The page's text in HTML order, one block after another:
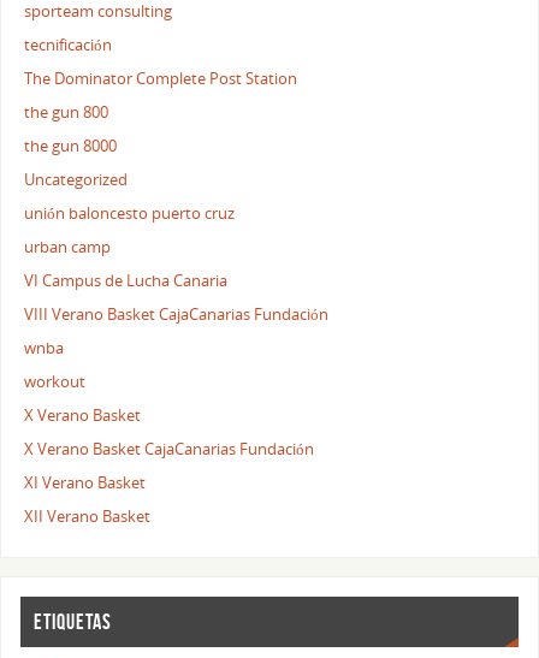
sporteam consulting
tecnificación
The Dominator Complete Post Station
the gun 800
the gun 8000
Uncategorized
unión baloncesto puerto cruz
urban camp
VI Campus de Lucha Canaria
VIII Verano Basket CajaCanarias Fundación
wnba
workout
X Verano Basket
X Verano Basket CajaCanarias Fundación
XI Verano Basket
XII Verano Basket
ETIQUETAS